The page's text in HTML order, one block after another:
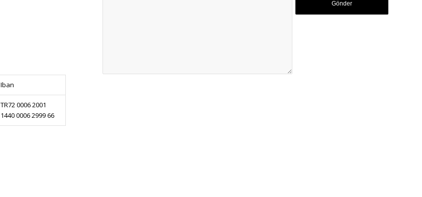
Iban
TR72 0006 2001
1440 0006 2999 66